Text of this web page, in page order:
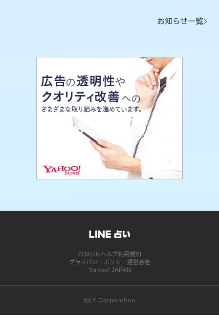
お知らせ一覧
お知らせヘルプ利用規約
プライバシーポリシー運営会社
Yahoo! JAPAN
©LY Corporation